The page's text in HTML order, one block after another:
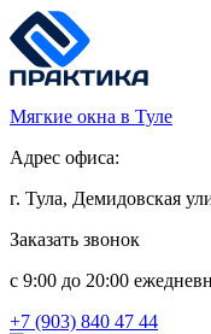
Мягкие окна в Туле
Адрес офиса:
г. Тула, Демидовская
Заказать звонок
c 9:00 до 20:00
+7 (903) 840 47 44